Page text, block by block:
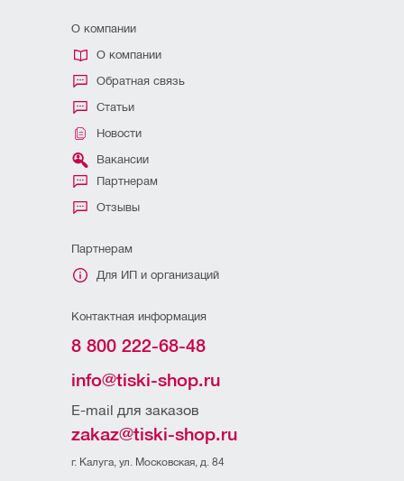
О компании
О компании
Обратная связь
Статьи
Новости
Вакансии
Партнерам
Отзывы
Партнерам
Для ИП и организаций
Контактная информация
8 800 222-68-48
info@tiski-shop.ru
E-mail для заказов
zakaz@tiski-shop.ru
г. Калуга, ул. Московская, д. 84